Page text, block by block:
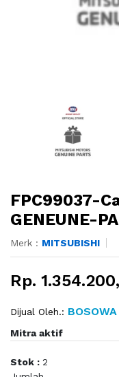
FPC99037-
GENEUNE-
Merk : MITSUBISHI
Rp.
Dijual Oleh.:
Mitra aktif
Stok : 2